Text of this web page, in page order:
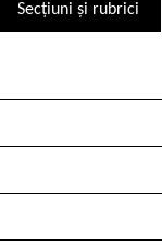
Secțiuni și rubrici